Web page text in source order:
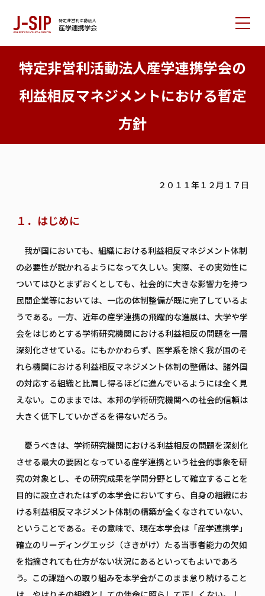
産学連携学会について
論文サポート
特定非営利活動法人産学連携学会の
利益相反マネジメントにおける暫定
方針
２０１１年１２月１７日
１．はじめに
我が国においても、組織における利益相反マネジメント体制
の必要性が説かれるようになって久しい。実際、その実効性に
ついてはひとまずおくとしても、社会的に大きな影響力を持つ
民間企業等においては、一応の体制整備が既に完了しているよ
うである。一方、近年の産学連携の飛躍的な進展は、大学や学
会をはじめとする学術研究機関における利益相反の問題を一層
深刻化させている。にもかかわらず、医学系を除く我が国のそ
れら機関における利益相反マネジメント体制の整備は、諸外国
の対応する組織と比肩し得るほどに進んでいるようには全く見
えない。このままでは、本邦の学術研究機関への社会的信頼は
大きく低下していかざるを得ないだろう。
憂うべきは、学術研究機関における利益相反の問題を深刻化
させる最大の要因となっている産学連携という社会的事象を研
究の対象とし、その研究成果を学問分野として確立することを
目的に設立されたはずの本学会においてすら、自身の組織にお
ける利益相反マネジメント体制の構築が全くなされていない、
ということである。その意味で、現在本学会は「産学連携学」
確立のリーディングエッジ（さきがけ）たる当事者能力の欠如
を指摘されても仕方がない状況にあるといってもよいであろ
う。この課題への取り組みを本学会がこのまま怠り続けること